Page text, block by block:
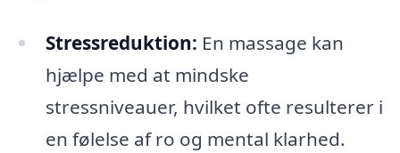
Stressreduktion: En massage kan
hjælpe med at mindske
stressniveauer, hvilket ofte resulterer i
en følelse af ro og mental klarhed.